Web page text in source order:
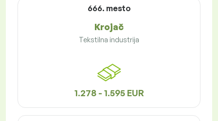
666. mesto
Krojač
Tekstilna industrija
1.278 - 1.595 EUR